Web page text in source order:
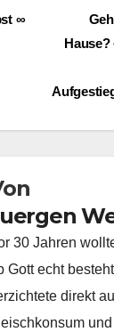
∞
30 Jahren
Gott echt
direkt